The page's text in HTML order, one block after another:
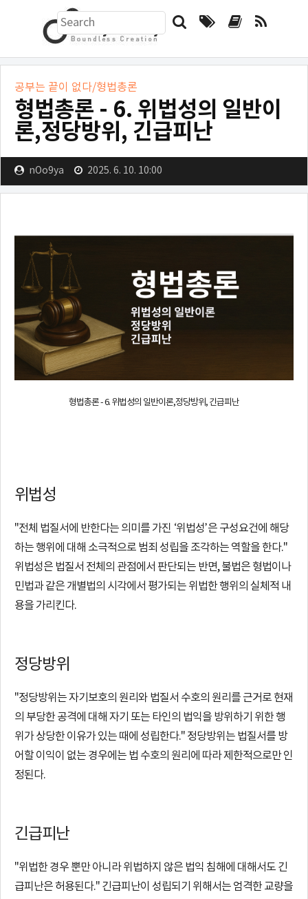
검
하
형
법
총
론
6.
법
성
의
론,
정
당
방
긴
급
피
난
문
공부는 끝이 없다/형법총론
형법총론 - 6. 위법성의 일반이
론,정당방위, 긴급피난
nOo9ya 2025. 6. 10. 10:00
형법총론 - 6. 위법성의 일반이론,정당방위, 긴급피난
위법성
"전체 법질서에 반한다는 의미를 가진 ‘위법성’은 구성요건에 해당
하는 행위에 대해 소극적으로 범죄 성립을 조각하는 역할을 한다."
위법성은 법질서 전체의 관점에서 판단되는 반면, 불법은 형법이나
민법과 같은 개별법의 시각에서 평가되는 위법한 행위의 실체적 내
용을 가리킨다.
정당방위
"정당방위는 자기보호의 원리와 법질서 수호의 원리를 근거로 현재
의 부당한 공격에 대해 자기 또는 타인의 법익을 방위하기 위한 행
위가 상당한 이유가 있는 때에 성립한다." 정당방위는 법질서를 방
어할 이익이 없는 경우에는 법 수호의 원리에 따라 제한적으로만 인
정된다.
긴급피난
"위법한 경우 뿐만 아니라 위법하지 않은 법익 침해에 대해서도 긴
급피난은 허용된다." 긴급피난이 성립되기 위해서는 엄격한 교량을